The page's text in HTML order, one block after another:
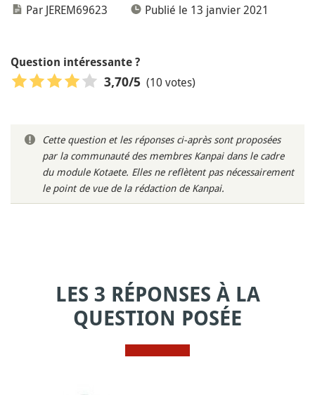
Par JEREM69623 Publié le 13 janvier 2021
Question intéressante ?
3,70/5 (10 votes)
Cette question et les réponses ci-après sont proposées
par la communauté des membres Kanpai dans le cadre
du module Kotaete. Elles ne reflètent pas nécessairement
le point de vue de la rédaction de Kanpai.
LES 3 RÉPONSES À LA
QUESTION POSÉE